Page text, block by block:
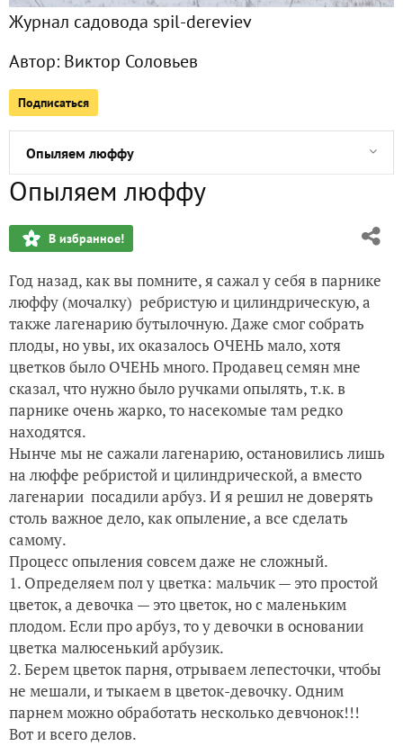
Журнал садовода spil-dereviev
Автор: Виктор Соловьев
Подписаться
Итоги первого этапа сенокоса
Заготовка сена. Часть 1
Деревенская взаимопомощь
Опыляем люффу
Заготовка Иван-чая. Весь технологический процесс
Книга дошла. Администрации сайта большое спасибо!
Проблемы на своей земле. Медицина
Валка деревьев на своей земле
Прорастили овёс, сажаем лук. Витамины для птицы
Опыляем люффу
В избранное!
Год назад, как вы помните, я сажал у себя в парнике
люффу (мочалку) ребристую и цилиндрическую, а
также лагенарию бутылочную. Даже смог собрать
плоды, но увы, их оказалось ОЧЕНЬ мало, хотя
цветков было ОЧЕНЬ много. Продавец семян мне
сказал, что нужно было ручками опылять, т.к. в
парнике очень жарко, то насекомые там редко
находятся.
Нынче мы не сажали лагенарию, остановились лишь
на люффе ребристой и цилиндрической, а вместо
лагенарии посадили арбуз. И я решил не доверять
столь важное дело, как опыление, а все сделать
самому.
Процесс опыления совсем даже не сложный.
1. Определяем пол у цветка: мальчик — это простой
цветок, а девочка — это цветок, но с маленьким
плодом. Если про арбуз, то у девочки в основании
цветка малюсенький арбузик.
2. Берем цветок парня, отрываем лепесточки, чтобы
не мешали, и тыкаем в цветок-девочку. Одним
парнем можно обработать несколько девчонок!!!
Вот и всего делов.